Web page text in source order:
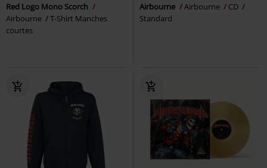
Red Logo Mono Scorch
Airbourne
T-Shirt Manches
courtes
Airbourne Airbourne
CD
Standard